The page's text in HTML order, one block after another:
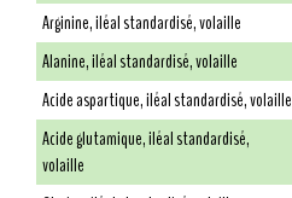
Arginine, iléal standardisé, volaille
Alanine, iléal standardisé, volaille
Acide aspartique, iléal standardisé, volaille
Acide glutamique, iléal standardisé,
volaille